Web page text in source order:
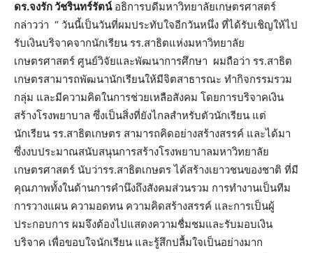
ดร.จงรัก วัชรินทร์รัตน์อธิการบดีมหาวิทยาลัยเกษตรศาสตร์
กล่าวว่า “ วันนี้เป็นวันที่ผมประทับใจอีกวันหนึ่ง ที่ได้รับเชิญให้ไป
รับเงินบริจาคจากนักเรียน รร.สาธิตแห่งมหาวิทยาลัย
เกษตรศาสตร์ ศูนย์วิจัยและพัฒนาการศึกษา ผมถือว่า รร.สาธิต
เกษตรสามารถพัฒนานักเรียนให้มีจิตสาธารณะ ทำกิจกรรมรวม
กลุ่ม และมีความคิดในการช่วยเหลือสังคม โดยการบริจาคเงิน
สร้างโรงพยาบาล ซึ่งเป็นสิ่งที่ยังไกลสำหรับตัวนักเรียน แต่
นักเรียน รร.สาธิตเกษตร สามารถคิดอย่างสร้างสรรค์ และได้มา
ซึ่งงบประมาณสนับสนุนการสร้างโรงพยาบาลมหาวิทยาลัย
เกษตรศาสตร์ นับว่ารร.สาธิตเกษตร ได้สร้างเยาวชนของชาติ ที่มี
คุณภาพทั้งในด้านการคำนึงถึงสังคมส่วนรวม การทำงานเป็นทีม
การวางแผน ความอดทน ความคิดสร้างสรรค์ และการเป็นผู้
ประกอบการ ผมจึงต้องไปแสดงความชื่มชมและรับมอบเงิน
บริจาค เพื่อขอบใจนักเรียน และรู้สึกปลื้มใจเป็นอย่างมาก